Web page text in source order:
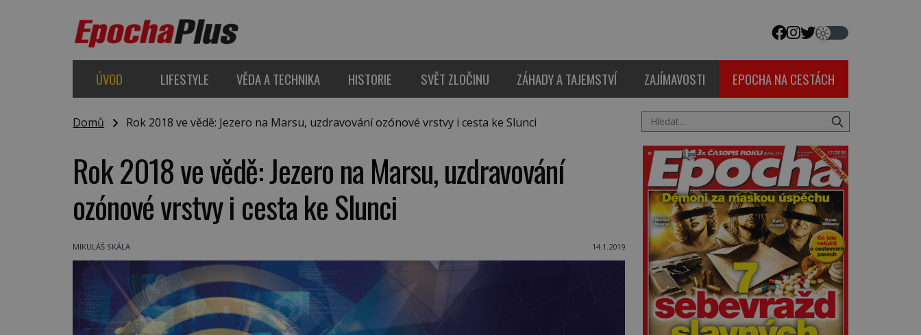
ÚVOD LIFESTYLE VĚDA A TECHNIKA HISTORIE SVĚT ZLOČINU ZÁHADY A TAJEMSTVÍ ZAJÍMAVOSTI EPOCHA NA CESTÁCH
Domů Rok 2018 ve vědě: Jezero na Marsu, uzdravování ozónové vrstvy i cesta ke Slunci
Rok 2018 ve vědě: Jezero na Marsu, uzdravování
ozónové vrstvy i cesta ke Slunci
MIKULÁŠ SKÁLA 14.1.2019